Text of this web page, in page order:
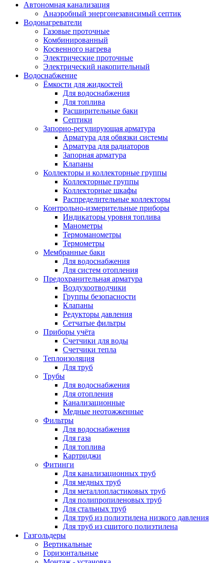
Автономная канализация
Анаэробный энергонезависимый септик
Водонагреватели
Газовые проточные
Комбинированный
Косвенного нагрева
Электрические проточные
Электрический накопительный
Водоснабжение
Ёмкости для жидкостей
Для водоснабжения
Для топлива
Расширительные баки
Септики
Запорно-регулирующая арматура
Арматура для обвязки системы
Арматура для радиаторов
Запорная арматура
Клапаны
Коллекторы и коллекторные группы
Коллекторные группы
Коллекторные шкафы
Распределительные коллекторы
Контрольно-измерительные приборы
Индикаторы уровня топлива
Манометры
Термоманометры
Термометры
Мембранные баки
Для водоснабжения
Для систем отопления
Предохранительная арматура
Воздухоотводчики
Группы безопасности
Клапаны
Редукторы давления
Сетчатые фильтры
Приборы учёта
Счетчики для воды
Счетчики тепла
Теплоизоляция
Для труб
Трубы
Для водоснабжения
Для отопления
Канализационные
Медные неотожженные
Фильтры
Для водоснабжения
Для газа
Для топлива
Картриджи
Фитинги
Для канализационных труб
Для медных труб
Для металлопластиковых труб
Для полипропиленовых труб
Для стальных труб
Для труб из полиэтилена низкого давления
Для труб из сшитого полиэтилена
Газгольдеры
Вертикальные
Горизонтальные